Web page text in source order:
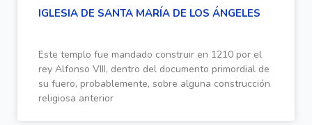
IGLESIA DE SANTA MARÍA DE LOS ÁNGELES
Este templo fue mandado construir en 1210 por el
rey Alfonso VIII, dentro del documento primordial de
su fuero, probablemente, sobre alguna construcción
religiosa anterior